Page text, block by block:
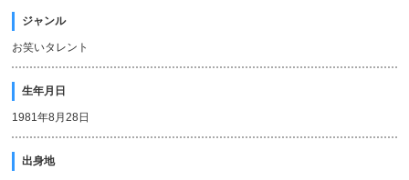
ジャンル
お笑いタレント
生年月日
1981年8月28日
出身地